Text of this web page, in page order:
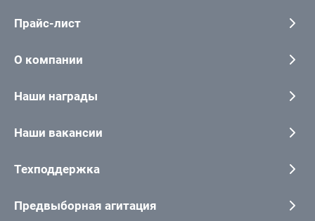
Прайс-лист
О компании
Наши награды
Наши вакансии
Техподдержка
Предвыборная агитация